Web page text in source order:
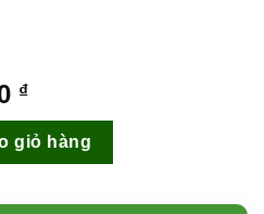
₫.
₫Giá
hiện
tại
là:
799.000 ₫.
giỏ hàng